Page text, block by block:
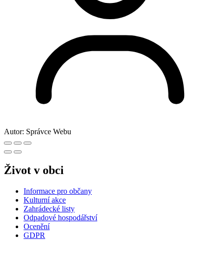
Autor: Správce Webu
Život v obci
Informace pro občany
Kulturní akce
Zahrádecké listy
Odpadové hospodářství
Ocenění
GDPR